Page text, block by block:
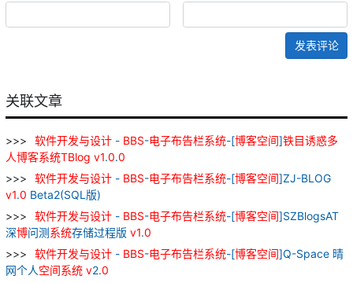
发表评论
关联文章
软件开发与设计 - BBS-电子布告栏系统-[博客空间]铁目诱惑多
人博客系统TBlog v1.0.0
软件开发与设计 - BBS-电子布告栏系统-[博客空间]ZJ-BLOG
v1.0 Beta2(SQL版)
软件开发与设计 - BBS-电子布告栏系统-[博客空间]SZBlogsAT
深博问测系统存储过程版 v1.0
软件开发与设计 - BBS-电子布告栏系统-[博客空间]Q-Space 晴
网个人空间系统 v2.0